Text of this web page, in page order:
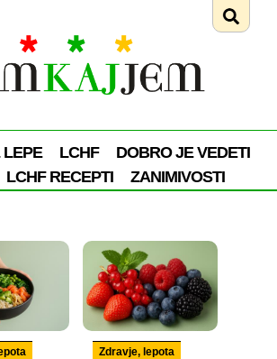
LEPE LCHF
DOBRO JE VEDETI
LCHF RECEPTI ZANIMIVOSTI
Zdravje, lepota